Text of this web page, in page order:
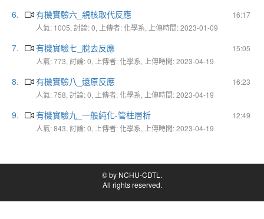
6. 16:17
有機實驗六_親核取代反應
人氣: 1005, 討論: 0, 上傳者: 化學系, 上傳時間: 2023-01-09
7. 15:05
有機實驗七_脫去反應
人氣: 773, 討論: 0, 上傳者: 化學系, 上傳時間: 2023-04-19
8. 16:23
有機實驗八_還原反應
人氣: 758, 討論: 0, 上傳者: 化學系, 上傳時間: 2023-04-19
9. 12:49
有機實驗九_一般純化-管柱層析
人氣: 843, 討論: 0, 上傳者: 化學系, 上傳時間: 2023-04-19
© by NCHU-CDTL.
All rights reserved.